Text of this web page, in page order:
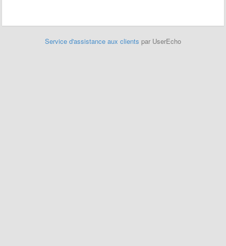
Service d'assistance aux clients par UserEcho